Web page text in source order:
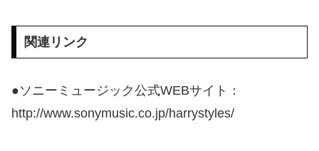
関連リンク
●ソニーミュージック公式WEBサイト：
http://www.sonymusic.co.jp/harrystyles/